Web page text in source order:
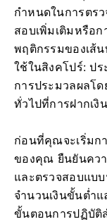
กำหนดในการตร
สอบเพิ่มเติมหรือ
พฤติกรรมของเส้
ใช้ในสิงคโปร์: ปร
การประมวลผลโ
ทั่วไปที่การฝากเ
ก่อนที่คุณจะเริ่มก
ของคุณ ยืนยันควา
และตรวจสอบแบ
จำนวนเงินขั้นต่ำ
ขั้นตอนการปฏิบัติ